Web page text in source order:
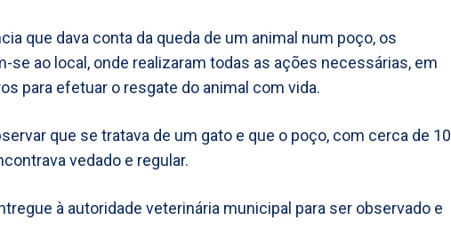
que dava conta da queda de um animal num poço, os
se ao local, onde realizaram todas as ações necessárias, em
para efetuar o resgate do animal com vida.
que se tratava de um gato e que o poço, com cerca de 10
vedado e regular.
à autoridade veterinária municipal para ser observado e